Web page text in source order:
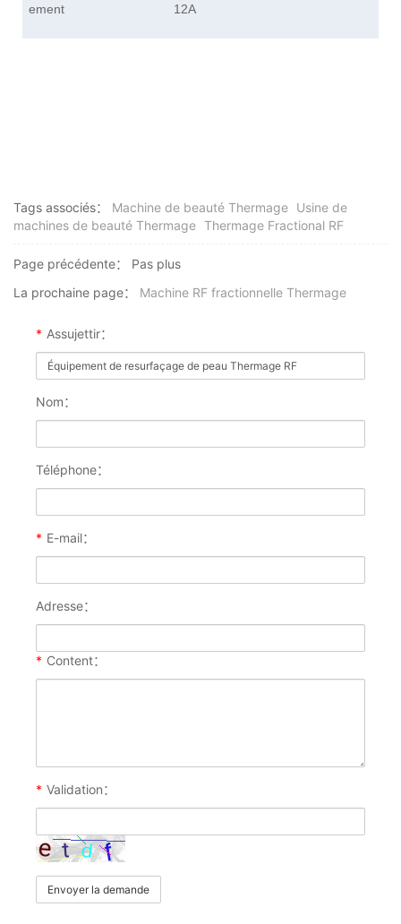
ement
12A
Tags associés： Machine de beauté Thermage Usine de
machines de beauté Thermage Thermage Fractional RF
Page précédente：
Pas plus
La prochaine page：
Machine RF fractionnelle Thermage
* Assujettir：
Nom：
Téléphone：
* E-mail：
Adresse：
* Content：
* Validation：
Envoyer la demande